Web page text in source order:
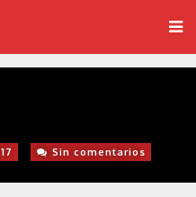
Sin comentarios